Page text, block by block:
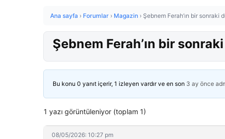
Ana sayfa › Forumlar › Magazin › Şebnem Ferah’ın bir sonraki
Şebnem Ferah’ın bir
Bu konu 0 yanıt içerir, 1 izleyen vardır ve en son 3 ay önce
1 yazı görüntüleniyor (toplam 1)
08/05/2026: 10:27 pm